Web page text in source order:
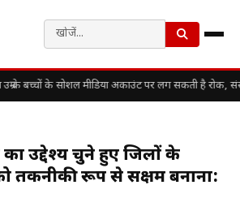
के बच्चों के सोशल मीडिया अकाउंट पर लग सकती है रोक,
का उद्देश्य चुने हुए जिलों के
तकनीकी रूप से सक्षम बनाना: